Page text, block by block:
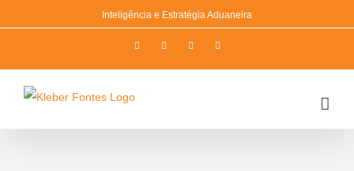
to
Inteligência e Estratégia Aduaneira
FacebookTwitter InstagramYouTube